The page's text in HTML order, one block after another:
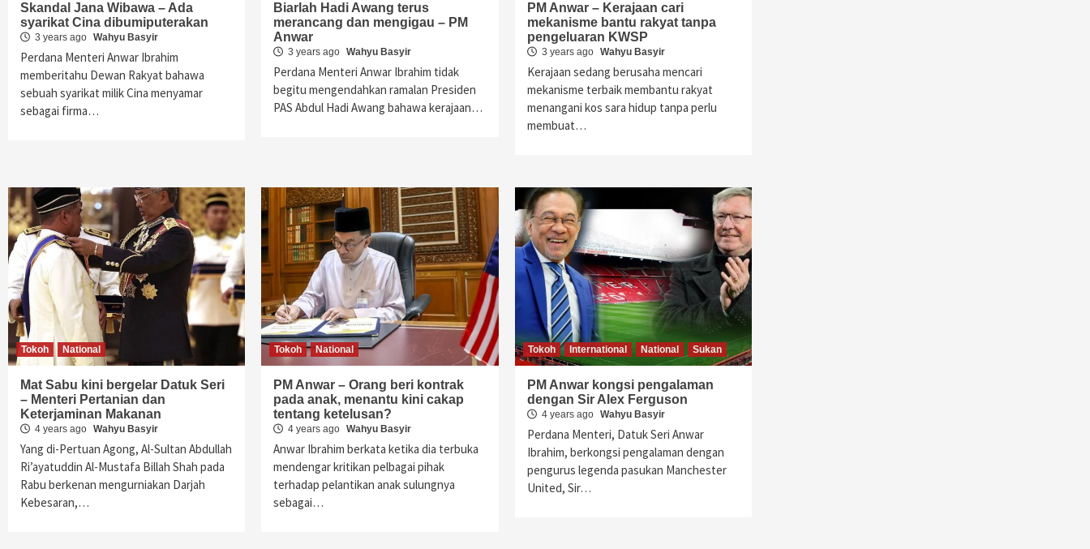
Skandal Jana Wibawa – Ada
syarikat Cina dibumiputerakan
3 years ago Wahyu Basyir
Perdana Menteri Anwar Ibrahim
memberitahu Dewan Rakyat bahawa
sebuah syarikat milik Cina menyamar
sebagai firma…
Biarlah Hadi Awang terus
merancang dan mengigau – PM
Anwar
3 years ago Wahyu Basyir
Perdana Menteri Anwar Ibrahim tidak
begitu mengendahkan ramalan Presiden
PAS Abdul Hadi Awang bahawa kerajaan…
PM Anwar – Kerajaan cari
mekanisme bantu rakyat tanpa
pengeluaran KWSP
3 years ago Wahyu Basyir
Kerajaan sedang berusaha mencari
mekanisme terbaik membantu rakyat
menangani kos sara hidup tanpa perlu
membuat…
Tokoh National
Mat Sabu kini bergelar Datuk Seri
– Menteri Pertanian dan
Keterjaminan Makanan
4 years ago Wahyu Basyir
Yang di-Pertuan Agong, Al-Sultan Abdullah
Ri’ayatuddin Al-Mustafa Billah Shah pada
Rabu berkenan mengurniakan Darjah
Kebesaran,…
Tokoh National
PM Anwar – Orang beri kontrak
pada anak, menantu kini cakap
tentang ketelusan?
4 years ago Wahyu Basyir
Anwar Ibrahim berkata ketika dia terbuka
mendengar kritikan pelbagai pihak
terhadap pelantikan anak sulungnya
sebagai…
Tokoh International National Sukan
PM Anwar kongsi pengalaman
dengan Sir Alex Ferguson
4 years ago Wahyu Basyir
Perdana Menteri, Datuk Seri Anwar
Ibrahim, berkongsi pengalaman dengan
pengurus legenda pasukan Manchester
United, Sir…